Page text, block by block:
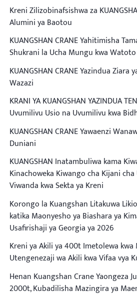
Kreni Zilizobinafsishwa za
Alumini ya Baotou
KUANGSHAN CRANE Yahitimisha
Shukrani la Ucha Mungu kwa Watoto
KUANGSHAN CRANE Yazindua Ziara
Wazazi
KRANI YA KUANGSHAN YAZINDUA
Uvumilivu Usio na Uvumilivu kwa
KUANGSHAN CRANE Yawaenzi
Duniani
KUANGSHAN Inatambuliwa kama
Kinachoweka Kiwango cha Kijani
Viwanda kwa Sekta ya Kreni
Korongo la Kuangshan Litakuwa
katika Maonyesho ya Biashara ya
Usafirishaji ya Georgia ya 2026
Kreni ya Akili ya 400t Imetolewa kwa
Utengenezaji wa Akili kwa Vifaa vya
Henan Kuangshan Crane Yaongeza
2000t, Kubadilisha Mazingira ya